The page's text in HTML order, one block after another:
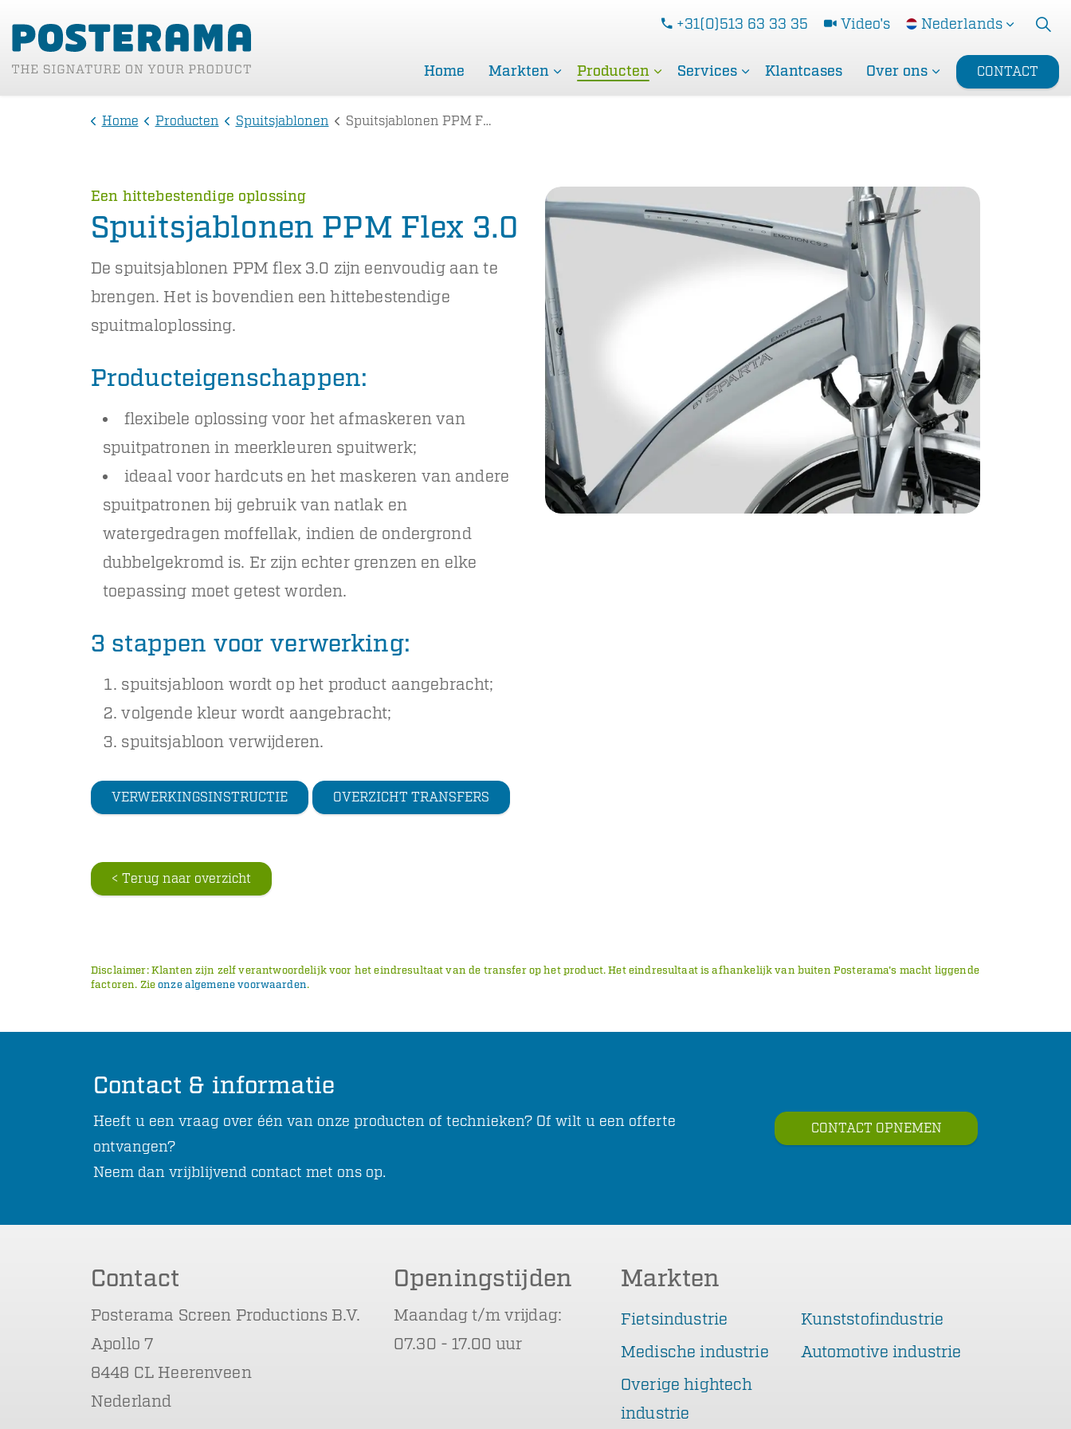
Home Markten Producten Services Klantcases Over ons
+31(0)513 63 33 35 Video's Nederlands
CONTACT
Home Producten Spuitsjablonen Spuitsjablonen PPM Flex 3.0
Een hittebestendige oplossing
Spuitsjablonen PPM Flex 3.0
De spuitsjablonen PPM flex 3.0 zijn eenvoudig aan te
brengen. Het is bovendien een hittebestendige
spuitmaloplossing.
Producteigenschappen:
flexibele oplossing voor het afmaskeren van
spuitpatronen in meerkleuren spuitwerk;
ideaal voor hardcuts en het maskeren van andere
spuitpatronen bij gebruik van natlak en
watergedragen moffellak, indien de ondergrond
dubbelgekromd is. Er zijn echter grenzen en elke
toepassing moet getest worden.
3 stappen voor verwerking:
spuitsjabloon wordt op het product aangebracht;
volgende kleur wordt aangebracht;
spuitsjabloon verwijderen.
VERWERKINGSINSTRUCTIE OVERZICHT TRANSFERS
< Terug naar overzicht
Disclaimer: Klanten zijn zelf verantwoordelijk voor het eindresultaat van de transfer op het product. Het eindresultaat is afhankelijk van buiten Posterama's macht liggende
factoren. Zieonze algemene voorwaarden.
Contact & informatie
Heeft u een vraag over één van onze producten of technieken? Of wilt u een offerte
ontvangen?
Neem dan vrijblijvend contact met ons op.
CONTACT OPNEMEN
Contact
Posterama Screen Productions B.V.
Apollo 7
8448 CL Heerenveen
Nederland
Openingstijden
Maandag t/m vrijdag:
07.30 - 17.00 uur
Markten
Fietsindustrie
Kunststofindustrie
Medische industrie
Automotive industrie
Overige hightech
industrie